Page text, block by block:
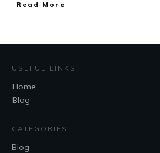
Read More
USEFUL LINKS
Home
Blog
CATEGORIES
Blog